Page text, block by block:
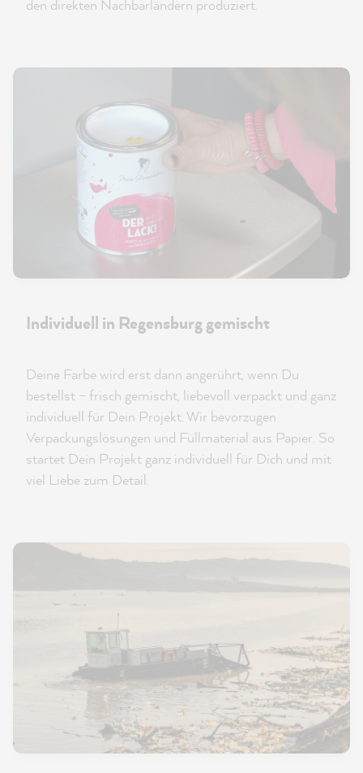
den direkten Nachbarländern produziert.
Individuell in Regensburg gemischt
Deine Farbe wird erst dann angerührt, wenn Du
bestellst – frisch gemischt, liebevoll verpackt und ganz
individuell für Dein Projekt. Wir bevorzugen
Verpackungslösungen und Füllmaterial aus Papier. So
startet Dein Projekt ganz individuell für Dich und mit
viel Liebe zum Detail.